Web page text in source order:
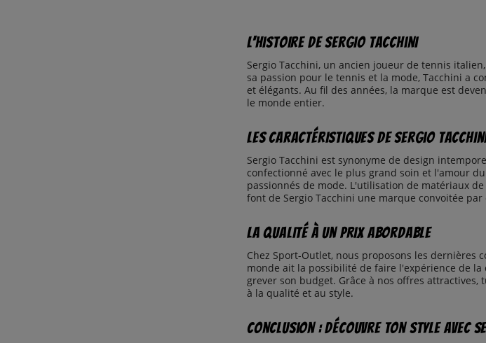
L'histoire de Sergio Tacchini
Sergio Tacchini, un ancien joueur de tennis
sa passion pour le tennis et la mode, Tacchini a
et élégants. Au fil des années, la marque est
le monde entier.
Les caractéristiques de Sergio
Sergio Tacchini est synonyme de design
confectionné avec le plus grand soin et l'amour
passionnés de mode. L'utilisation de matériaux
font de Sergio Tacchini une marque convoitée
La qualité à un prix abordable
Chez Sport-Outlet, nous proposons les dernières
monde ait la possibilité de faire l'expérience de
grever son budget. Grâce à nos offres
à la qualité et au style.
Conclusion : découvre ton style avec